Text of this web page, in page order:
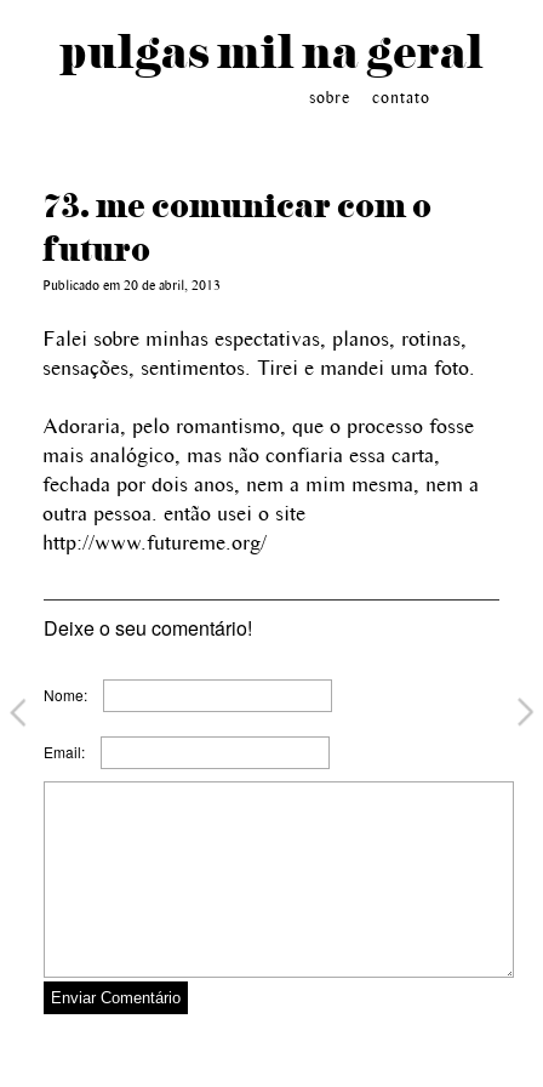
pulgas mil na geral
contato
sobre
73. me comunicar com o
futuro
Publicado em 20 de abril, 2013
Falei sobre minhas espectativas, planos, rotinas,
sensações, sentimentos. Tirei e mandei uma foto.
Adoraria, pelo romantismo, que o processo fosse
mais analógico, mas não confiaria essa carta,
fechada por dois anos, nem a mim mesma, nem a
outra pessoa. então usei o site
http://www.futureme.org/
Deixe o seu comentário!
Nome:
Email: